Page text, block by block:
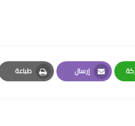
إرسال
Email
طباعة
Print